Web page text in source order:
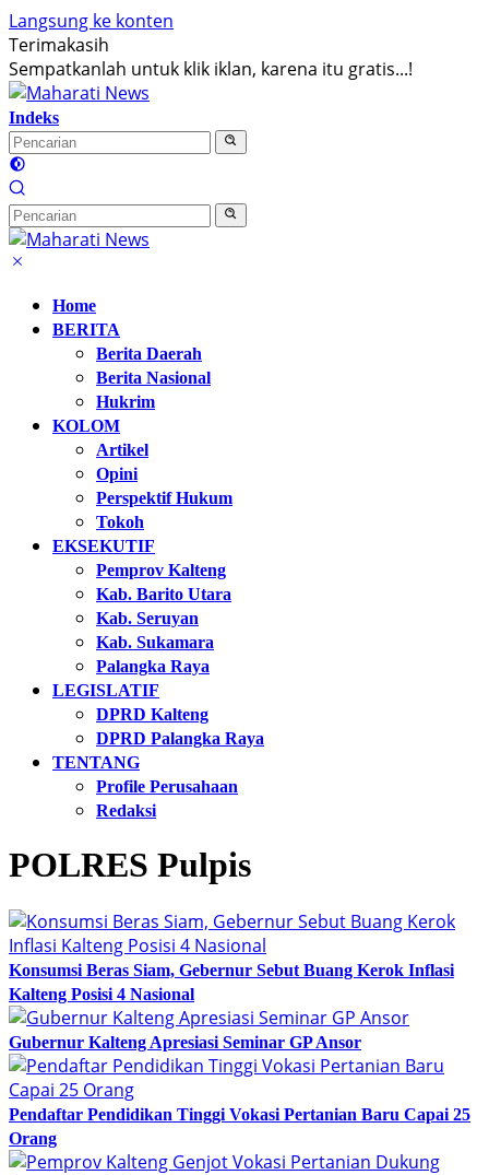
Langsung ke konten
Terimakasih
Sempatkanlah untuk klik iklan, karena itu gratis...!
Indeks
Home
BERITA
Berita Daerah
Berita Nasional
Hukrim
KOLOM
Artikel
Opini
Perspektif Hukum
Tokoh
EKSEKUTIF
Pemprov Kalteng
Kab. Barito Utara
Kab. Seruyan
Kab. Sukamara
Palangka Raya
LEGISLATIF
DPRD Kalteng
DPRD Palangka Raya
TENTANG
Profile Perusahaan
Redaksi
POLRES Pulpis
Konsumsi Beras Siam, Gebernur Sebut Buang Kerok Inflasi
Kalteng Posisi 4 Nasional
Gubernur Kalteng Apresiasi Seminar GP Ansor
Pendaftar Pendidikan Tinggi Vokasi Pertanian Baru Capai 25
Orang